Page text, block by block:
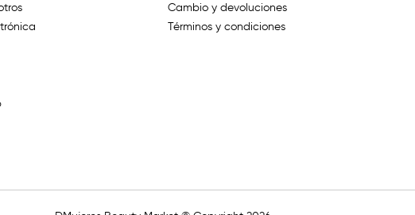
Cambio y devoluciones
Términos y condiciones